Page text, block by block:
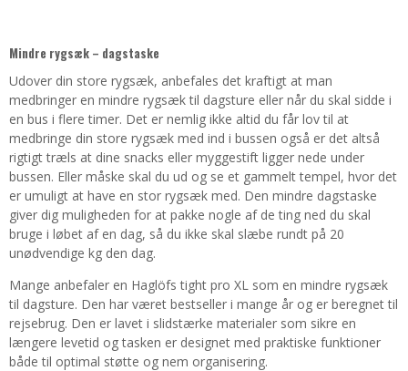
Mindre rygsæk – dagstaske
Udover din store rygsæk, anbefales det kraftigt at man
medbringer en mindre rygsæk til dagsture eller når du skal sidde i
en bus i flere timer. Det er nemlig ikke altid du får lov til at
medbringe din store rygsæk med ind i bussen også er det altså
rigtigt træls at dine snacks eller myggestift ligger nede under
bussen. Eller måske skal du ud og se et gammelt tempel, hvor det
er umuligt at have en stor rygsæk med. Den mindre dagstaske
giver dig muligheden for at pakke nogle af de ting ned du skal
bruge i løbet af en dag, så du ikke skal slæbe rundt på 20
unødvendige kg den dag.
Mange anbefaler en Haglöfs tight pro XL som en mindre rygsæk
til dagsture. Den har været bestseller i mange år og er beregnet til
rejsebrug. Den er lavet i slidstærke materialer som sikre en
længere levetid og tasken er designet med praktiske funktioner
både til optimal støtte og nem organisering.